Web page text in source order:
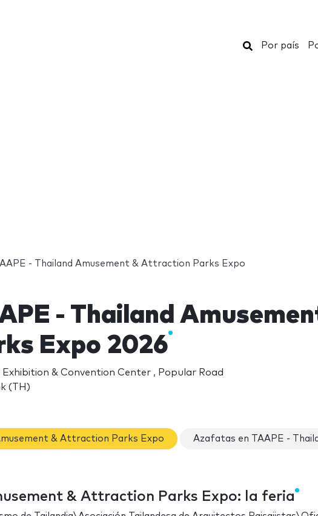
Buscar
Por país
- Thailand Amusement & Attraction Parks Expo
- Thailand
Expo 2026
Exhibition & Convention Center , Popular Road
(TH)
& Attraction Parks Expo Azafatas en TAAPE -
& Attraction Parks Expo: la feria